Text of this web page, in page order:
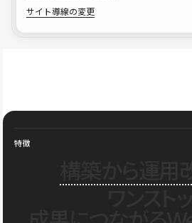
サイト導線の変更
特徴